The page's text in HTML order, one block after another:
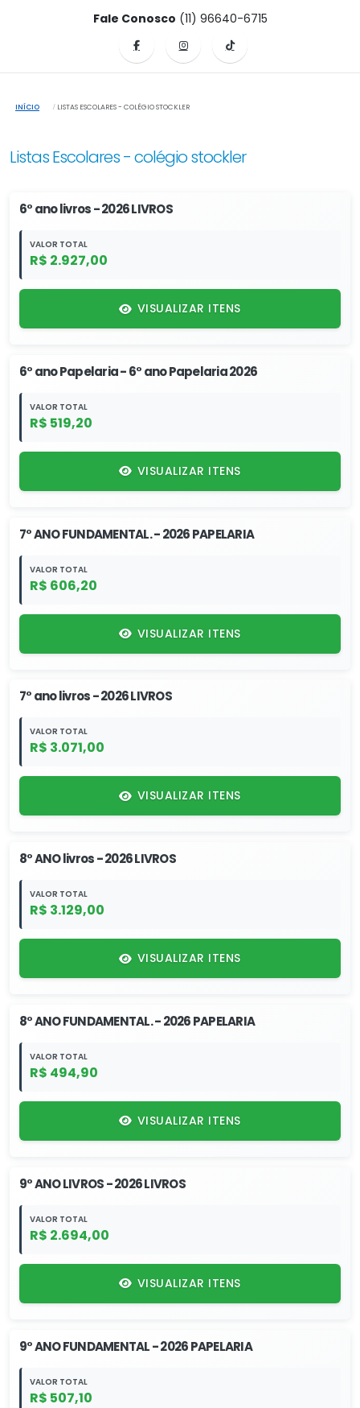
Fale Conosco (11) 96640-6715
INÍCIO LISTAS ESCOLARES - COLÉGIO STOCKLER
Listas Escolares - colégio stockler
6° ano livros - 2026 LIVROS
VALOR TOTAL
R$ 2.927,00
VISUALIZAR ITENS
6° ano Papelaria - 6° ano Papelaria 2026
VALOR TOTAL
R$ 519,20
VISUALIZAR ITENS
7° ANO FUNDAMENTAL. - 2026 PAPELARIA
VALOR TOTAL
R$ 606,20
VISUALIZAR ITENS
7° ano livros - 2026 LIVROS
VALOR TOTAL
R$ 3.071,00
VISUALIZAR ITENS
8° ANO livros - 2026 LIVROS
VALOR TOTAL
R$ 3.129,00
VISUALIZAR ITENS
8° ANO FUNDAMENTAL. - 2026 PAPELARIA
VALOR TOTAL
R$ 494,90
VISUALIZAR ITENS
9° ANO LIVROS - 2026 LIVROS
VALOR TOTAL
R$ 2.694,00
VISUALIZAR ITENS
9° ANO FUNDAMENTAL - 2026 PAPELARIA
VALOR TOTAL
R$ 507,10